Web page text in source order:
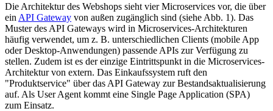
Die Architektur des Webshops sieht vier Microservices vor, die über
ein API Gateway von außen zugänglich sind (siehe Abb. 1). Das
Muster des API Gateways wird in Microservices-Architekturen
häufig verwendet, um z. B. unterschiedlichen Clients (mobile App
oder Desktop-Anwendungen) passende APIs zur Verfügung zu
stellen. Zudem ist es der einzige Eintrittspunkt in die Microservices-
Architektur von extern. Das Einkaufssystem ruft den
"Produktservice" über das API Gateway zur Bestandsaktualisierung
auf. Als User Agent kommt eine Single Page Application (SPA)
zum Einsatz.